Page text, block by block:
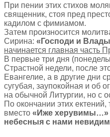
При пении этих стихов
священник, стоя пред
кадилом с фимиамом.
Затем произносится
Сирина: «Господи и
начинается главная часть
В первые три дня
Страстной недели, после
Евангелие, а в другие дни
сугубая, заупокойная и об
на обычной Литургии, но с
По окончании этих ектений,
вместо «Иже херувимы…»
небесныя с нами